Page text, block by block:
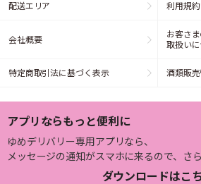
配送エリア 利用規約
会社概要
お客さ
取扱い
特定商取引法に基づく表示 酒類販
アプリならもっと便利に
ゆめデリバリー専用アプリなら、
メッセージの通知がスマホに来るので、さら
ダウンロードはこ